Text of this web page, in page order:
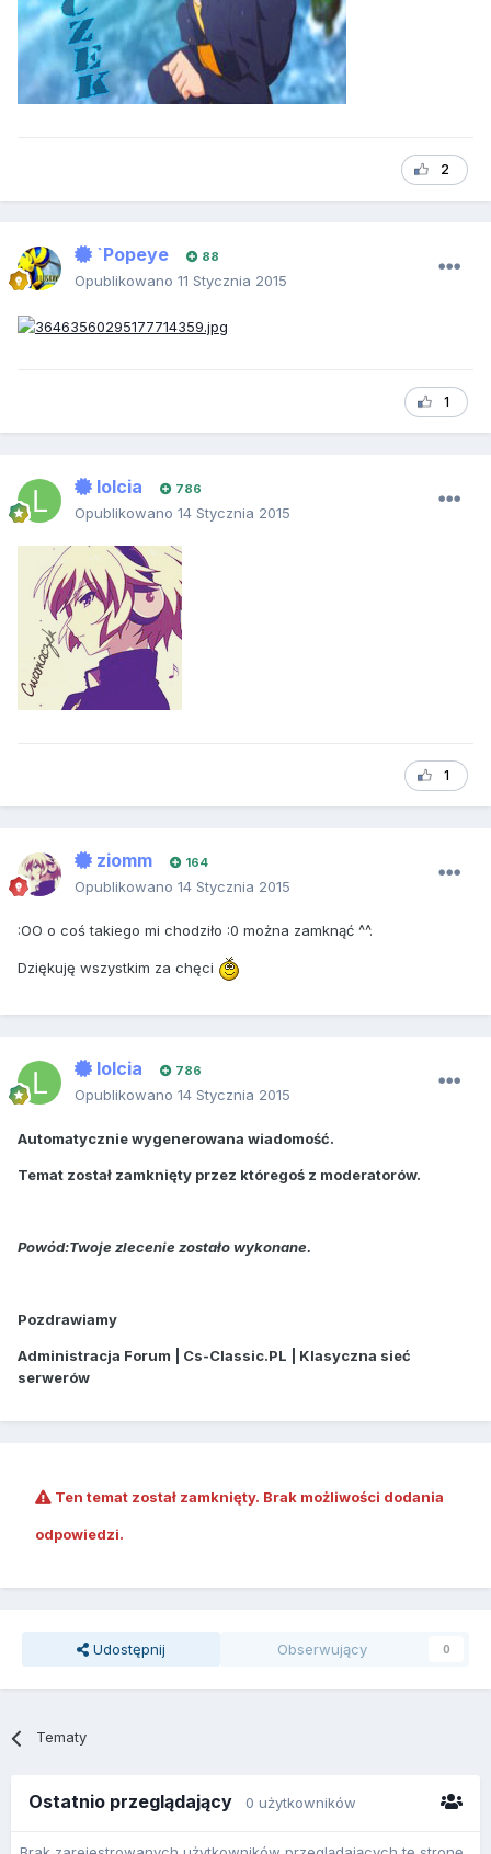
2
`Popeye 88
Opublikowano 11 Stycznia 2015
1
lolcia 786
Opublikowano 14 Stycznia 2015
1
ziomm 164
Opublikowano 14 Stycznia 2015
:OO o coś takiego mi chodziło :0 można zamknąć ^^.
Dziękuję wszystkim za chęci
lolcia 786
Opublikowano 14 Stycznia 2015
Automatycznie wygenerowana wiadomość.
Temat został zamknięty przez któregoś z moderatorów.
Powód:Twoje zlecenie zostało wykonane.
Pozdrawiamy
Administracja Forum | Cs-Classic.PL | Klasyczna sieć
serwerów
Ten temat został zamknięty. Brak możliwości dodania
odpowiedzi.
Udostępnij Obserwujący 0
Tematy
Ostatnio przeglądający 0 użytkowników